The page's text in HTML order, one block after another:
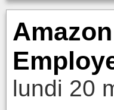
lundi 20